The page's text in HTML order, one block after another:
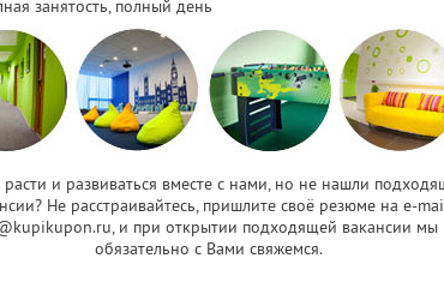
занятость, полный день
расти и развиваться вместе с нами, но не нашли
Не расстраивайтесь, пришлите своё резюме на e-
и при открытии подходящей вакансии мы
обязательно с Вами свяжемся.